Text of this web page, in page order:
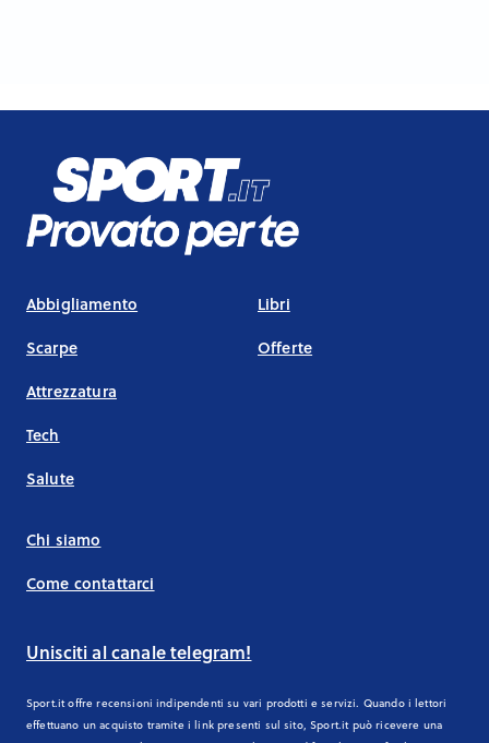
Abbigliamento
Scarpe
Attrezzatura
Tech
Salute
Libri
Offerte
Chi siamo
Come contattarci
Unisciti al canale telegram!
Sport.it offre recensioni indipendenti su vari prodotti e servizi. Quando i lettori
effettuano un acquisto tramite i link presenti sul sito, Sport.it può ricevere una